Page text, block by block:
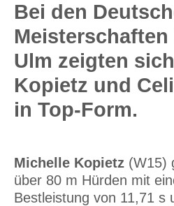
Bei den
Meisterschaften
Ulm zeigten
Kopietz und
in Top-Form.
Michelle Kopietz (W15)
über 80 m Hürden mit
Bestleistung von 11,71 s